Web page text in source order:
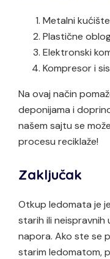
Metalni
Plastične
Elektronski
Kompresor i
Na ovaj način
deponijama i
našem sajtu se
procesu reciklaže!
Zaključak
Otkup ledomata je
starih ili neispravnih
napora. Ako ste se
starim ledomatom,